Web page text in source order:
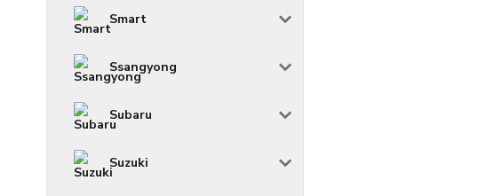
Smart
Ssangyong
Subaru
Suzuki